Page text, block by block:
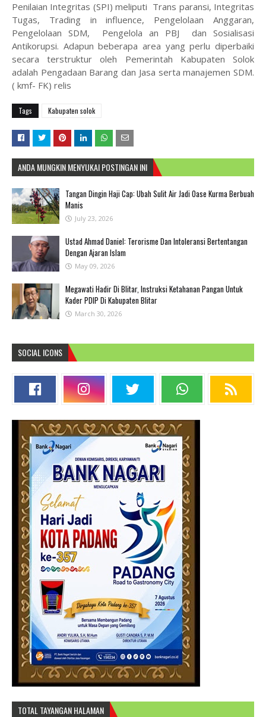
Penilaian Integritas (SPI) meliputi Trans paransi, Integritas
Tugas, Trading in influence, Pengelolaan Anggaran,
Pengelolaan SDM, Pengelola an PBJ dan Sosialisasi
Antikorupsi. Adapun beberapa area yang perlu diperbaiki
secara terstruktur oleh Pemerintah Kabupaten Solok
adalah Pengadaan Barang dan Jasa serta manajemen SDM.
( kmf- FK) relis
Tags Kabupaten solok
ANDA MUNGKIN MENYUKAI POSTINGAN INI
Tangan Dingin Haji Cap: Ubah Sulit Air Jadi Oase Kurma Berbuah
Manis
July 23, 2026
Ustad Ahmad Daniel: Terorisme Dan Intoleransi Bertentangan
Dengan Ajaran Islam
May 09, 2026
Megawati Hadir Di Blitar, Instruksi Ketahanan Pangan Untuk
Kader PDIP Di Kabupaten Blitar
March 30, 2026
SOCIAL ICONS
TOTAL TAYANGAN HALAMAN